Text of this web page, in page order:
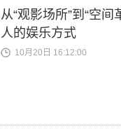
从“观影场所”到“空
人的娱乐方式
10月20日 16:12:00